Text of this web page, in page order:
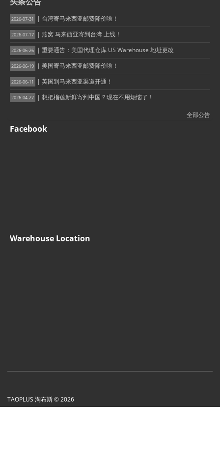
2026-07-31 | 台湾寄马来西亚邮费降价啦！
2026-07-17 | 燕窝 马来西亚寄到台湾 上线！
2026-06-26 | 重要通告：美国代理仓库 US Warehouse 地址更改
2026-06-19 | 美国寄马来西亚邮费降价啦！
2026-06-11 | 英国到马来西亚渠道开通！
2026-04-27 | 想把榴莲新鲜寄到中国？现在不用烦恼了！
全部公告
Facebook
Warehouse Location
TAOPLUS 淘布斯 © 2026